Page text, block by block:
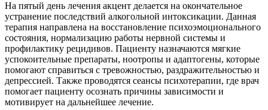
На пятый день лечения акцент делается на окончательное
устранение последствий алкогольной интоксикации. Данная
терапия направлена на восстановление психоэмоционального
состояния, нормализацию работы нервной системы и
профилактику рецидивов. Пациенту назначаются мягкие
успокоительные препараты, ноотропы и адаптогены, которые
помогают справиться с тревожностью, раздражительностью и
депрессией. Также проводятся сеансы психотерапии, где врач
помогает пациенту осознать причины зависимости и
мотивирует на дальнейшее лечение.